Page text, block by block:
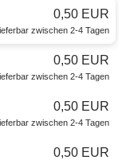
0,50 EUR
zwischen 2-4 Tagen
0,50 EUR
zwischen 2-4 Tagen
0,50 EUR
zwischen 2-4 Tagen
0,50 EUR